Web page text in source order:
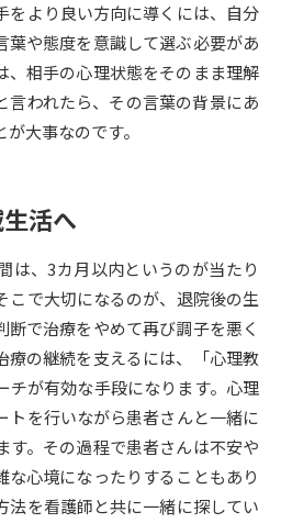
調べる
国際・グローバルに強い大学特
奨学金・特待生制度特集
（高2生用）
調べる
実施プログラムから探す
夢ナビライブ
をより良い方向に導くには、自分
葉や態度を意識して選ぶ必要があ
、相手の心理状態をそのまま理解
言われたら、その言葉の背景にあ
大事なのです。
活へ
は、3カ月以内というのが当たり
こで大切になるのが、退院後の生
で治療をやめて再び調子を悪く
療の継続を支えるには、「心理教
チが有効な手段になります。心理
トを行いながら患者さんと一緒に
す。その過程で患者さんは不安や
な心境になったりすることもあり
法を看護師と共に一緒に探してい